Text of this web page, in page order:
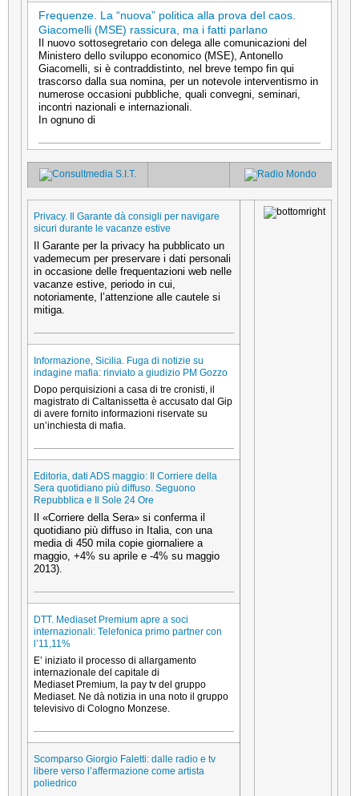
Frequenze. La “nuova” politica alla prova del caos.
Giacomelli (MSE) rassicura, ma i fatti parlano
Il nuovo sottosegretario con delega alle comunicazioni del
Ministero dello sviluppo economico (MSE), Antonello
Giacomelli, si è contraddistinto, nel breve tempo fin qui
trascorso dalla sua nomina, per un notevole interventismo in
numerose occasioni pubbliche, quali convegni, seminari,
incontri nazionali e internazionali.
In ognuno di
Privacy. Il Garante dà consigli per navigare
sicuri durante le vacanze estive
Il Garante per la privacy ha pubblicato un
vademecum per preservare i dati personali
in occasione delle frequentazioni web nelle
vacanze estive, periodo in cui,
notoriamente, l’attenzione alle cautele si
mitiga.
Informazione, Sicilia. Fuga di notizie su
indagine mafia: rinviato a giudizio PM Gozzo
Dopo perquisizioni a casa di tre cronisti, il
magistrato di Caltanissetta è accusato dal Gip
di avere fornito informazioni riservate su
un’inchiesta di mafia.
Editoria, dati ADS maggio: Il Corriere della
Sera quotidiano più diffuso. Seguono
Repubblica e Il Sole 24 Ore
Il «Corriere della Sera» si conferma il
quotidiano più diffuso in Italia, con una
media di 450 mila copie giornaliere a
maggio, +4% su aprile e -4% su maggio
2013).
DTT. Mediaset Premium apre a soci
internazionali: Telefonica primo partner con
l’11,11%
E’ iniziato il processo di allargamento
internazionale del capitale di
Mediaset Premium, la pay tv del gruppo
Mediaset. Ne dà notizia in una noto il gruppo
televisivo di Cologno Monzese.
Scomparso Giorgio Faletti: dalle radio e tv
libere verso l’affermazione come artista
poliedrico